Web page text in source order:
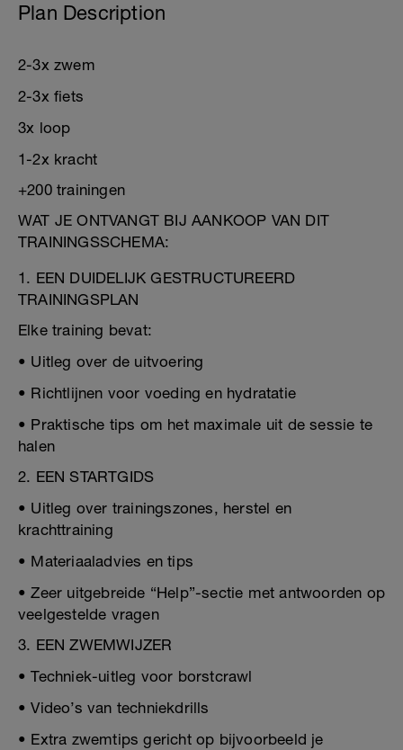
Plan Description
2-3x zwem
2-3x fiets
3x loop
1-2x kracht
+200 trainingen
WAT JE ONTVANGT BIJ AANKOOP VAN DIT
TRAININGSSCHEMA:
1. EEN DUIDELIJK GESTRUCTUREERD
TRAININGSPLAN
Elke training bevat:
• Uitleg over de uitvoering
• Richtlijnen voor voeding en hydratatie
• Praktische tips om het maximale uit de sessie te
halen
2. EEN STARTGIDS
• Uitleg over trainingszones, herstel en
krachttraining
• Materiaaladvies en tips
• Zeer uitgebreide “Help”-sectie met antwoorden op
veelgestelde vragen
3. EEN ZWEMWIJZER
• Techniek-uitleg voor borstcrawl
• Video’s van techniekdrills
• Extra zwemtips gericht op bijvoorbeeld je